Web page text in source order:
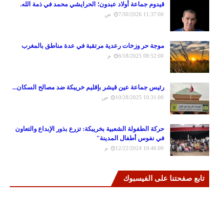
قيدوم جماعة أولاد عبدون؛ الحرايشي محمد في ذمة الله.
7/30/2026 11:37:00 ص
موجة حر وزخات رعدية مرتقبة في عدة مناطق بالمغرب
6/18/2025 08:52:00 م
رئيس جماعة عين قيشر بإقليم خريبكة ضد مصالح السكان...
10/28/2025 10:31:00 ص
حركة الطفولة الشعبية بخريبكة: تزرع بذور الإبداع والتعاون
في نفوس أطفال المدينة"
12/22/2024 10:46:00 م
تابع صفحتنا على الفيسبوك